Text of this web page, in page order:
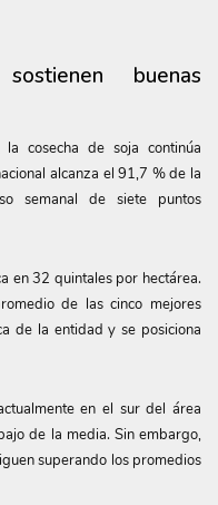
buenas
la cosecha de soja continúa
alcanza el 91,7 % de la
semanal de siete puntos
en 32 quintales por hectárea.
de las cinco mejores
de la entidad y se posiciona
en el sur del área
de la media. Sin embargo,
superando los promedios